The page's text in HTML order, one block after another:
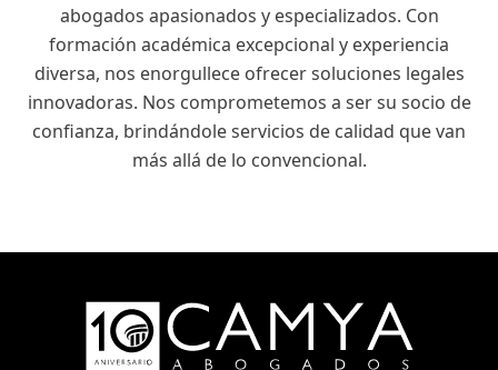
abogados apasionados y especializados. Con
formación académica excepcional y experiencia
diversa, nos enorgullece ofrecer soluciones legales
innovadoras. Nos comprometemos a ser su socio de
confianza, brindándole servicios de calidad que van
más allá de lo convencional.